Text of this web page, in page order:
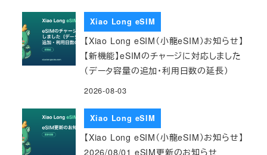
Xiao Long eSIM
【Xiao Long eSIM（小龍eSIM）お知らせ】
【新機能】eSIMのチャージに対応しました
（データ容量の追加・利用日数の延長）
2026-08-03
Xiao Long eSIM
【Xiao Long eSIM（小龍eSIM）お知らせ】
2026/08/01 eSIM更新のお知らせ